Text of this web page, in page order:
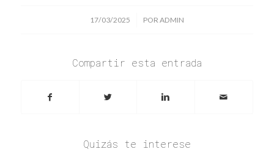
17/03/2025
/ PORADMIN
Compartir esta entrada
Quizás te interese